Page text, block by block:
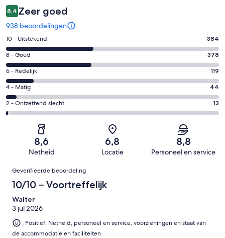
8,4 Zeer goed
938 beoordelingen
Gastenscore:
10
-
Uitstekend.
384
van
938
beoordelingen
10 - Uitstekend 384
Gastenscore:
8
-
Goed.
378
van
938
beoordelingen
8 - Goed 378
Gastenscore:
6
-
Redelijk.
119
beoordelingen
6 - Redelijk 119
Gastenscore:
4
-
4 - Matig 44
Gastenscore:
2
Ontzettend
van
beoordelingen
2 - Ontzettend slecht 13
8,6
Netheid
6,8
Locatie
8,8
Personeel en service
Beoordelingen
Geverifieerde beoordeling
10/10 – Voortreffelijk
Walter
3 jul 2026
Positief: Netheid, personeel en service, voorzieningen en staat van
de accommodatie en faciliteiten